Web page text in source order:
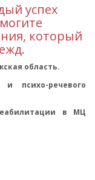
успех
который
область.
психо-речевого
в МЦ